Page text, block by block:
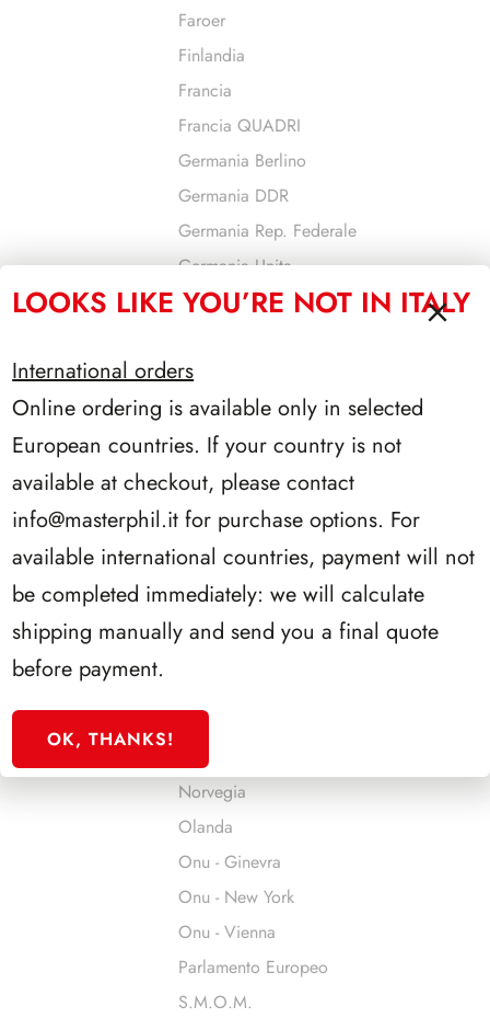
Faroer
Finlandia
Francia
Francia QUADRI
Germania Berlino
Germania DDR
Germania Rep. Federale
Germania Unita
Gibilterra
Grecia
Guernsey
Israele
Jersey
Jugoslavia
Liechtenstein
Lituania
Lussemburgo
Monaco
Montenegro
Norvegia
Olanda
Onu - Ginevra
Onu - New York
Onu - Vienna
Parlamento Europeo
S.M.O.M.
LOOKS LIKE YOU’RE NOT IN ITALY
International orders
Online ordering is available only in selected
European countries. If your country is not
available at checkout, please contact
info@masterphil.it for purchase options. For
available international countries, payment will not
be completed immediately: we will calculate
shipping manually and send you a final quote
before payment.
OK, THANKS!